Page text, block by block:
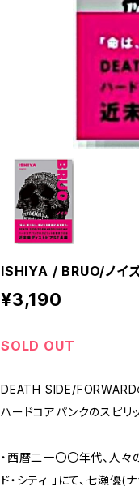
ISHIYA / BRUO/ノ
¥3,190
SOLD OUT
DEATH SIDE/FORWARD
ハードコアパンクのスピリ
・西暦二一〇〇年代、人々
ド・シティ 」にて、七瀬